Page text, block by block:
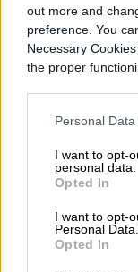
out more and
preference. You
Necessary
the proper
Personal
I want to opt-
personal data.
Opted In
I want to opt-
Personal Data.
Opted In
Topics
Cómo el
SALUD